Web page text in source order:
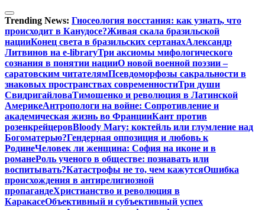
Перейти
к
содержимому
Trending News: Гносеология восстания: как узнать, что
происходит в Канудосе?Живая скала бразильской
нацииКонец света в бразильских сертанахАлександр
Литвинов на e-libraryТри аксиомы мифологического
сознания в понятии нацииО новой военной поэзии –
саратовским читателямПсевдоморфозы сакральности в
знаковых пространствах современностиТри души
СвидригайловаТимошенко и революция в Латинской
АмерикеАнтропологи на войне: Сопротивление и
академическая жизнь во ФранцииКант против
розенкрейцеровBloody Mary: коктейль или глумление над
Богоматерью?Гендерная оппозиция и любовь к
РодинеЧеловек ли женщина: София на иконе и в
романеРоль ученого в обществе: познавать или
воспитывать?Катастрофы не то, чем кажутсяОшибка
происхождения в антирелигиозной
пропагандеХристианство и революция в
КаракасеОбъективный и субъективный успех